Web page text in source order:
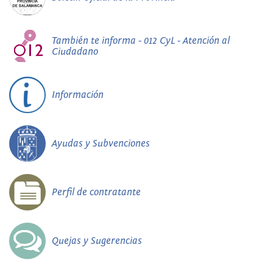
También te informa - 012 CyL - Atención al
Ciudadano
Información
Ayudas y Subvenciones
Perfil de contratante
Quejas y Sugerencias